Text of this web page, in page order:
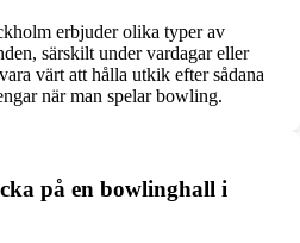
erbjuder olika typer av
särskilt under vardagar eller
värt att hålla utkik efter sådana
när man spelar bowling.
på en bowlinghall i